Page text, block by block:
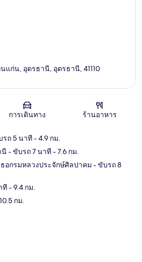
แผนที่
ก่น, อุดรธานี, อุดรธานี, 41110
การเดินทาง ร้านอาหาร
รถ 5 นาที- 4.9 กม.
นี- ขับรถ 7 นาที- 7.6 กม.
อกรมหลวงประจักษ์ศิลปาคม - ขับรถ 8
ที- 9.4 กม.
กม.